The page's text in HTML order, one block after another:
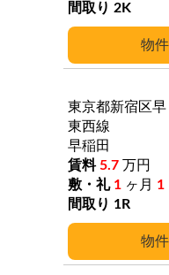
2K
東京都新宿区早
東西線
早稲田
5.7 万円
1 ヶ月 1
1R